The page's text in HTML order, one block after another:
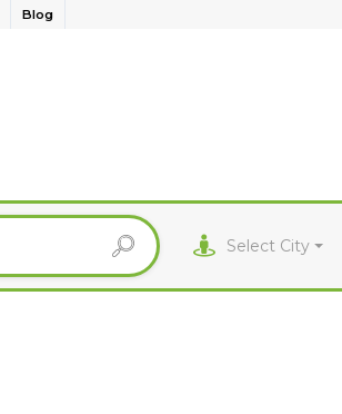
Blog
Select City